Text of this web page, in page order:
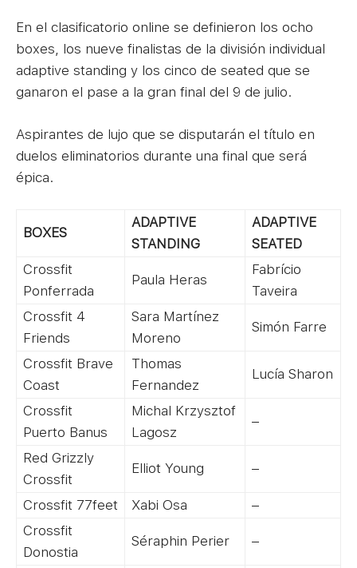
En el clasificatorio online se definieron los ocho
boxes, los nueve finalistas de la división individual
adaptive standing y los cinco de seated que se
ganaron el pase a la gran final del 9 de julio.
Aspirantes de lujo que se disputarán el título en
duelos eliminatorios durante una final que será
épica.
BOXES
ADAPTIVE
STANDING
ADAPTIVE
SEATED
Crossfit
Ponferrada
Paula Heras
Fabrício
Taveira
Crossfit 4
Friends
Sara Martínez
Moreno
Simón Farre
Crossfit Brave
Coast
Thomas
Fernandez
Lucía Sharon
Crossfit
Puerto Banus
Michal Krzysztof
Lagosz
–
Red Grizzly
Crossfit
Elliot Young –
Crossfit 77feet Xabi Osa
–
Crossfit
Donostia
Séraphin Perier –